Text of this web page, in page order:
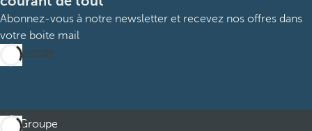
Abonnez-vous à notre newsletter et recevez nos offres dans
votre boite mail
M’abonner
Groupe